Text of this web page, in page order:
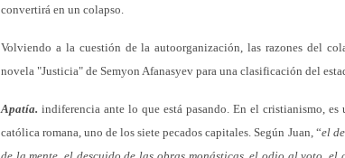
convertirá en un colapso.
Volviendo a la cuestión de la autoorganización, las razones del
novela "Justicia" de Semyon Afanasyev para una clasificación del
Apatía. indiferencia ante lo que está pasando. En el cristianismo,
católica romana, uno de los siete pecados capitales. Según Juan, “el